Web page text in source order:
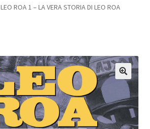
LEO ROA 1 – LA VERA STORIA DI LEO ROA